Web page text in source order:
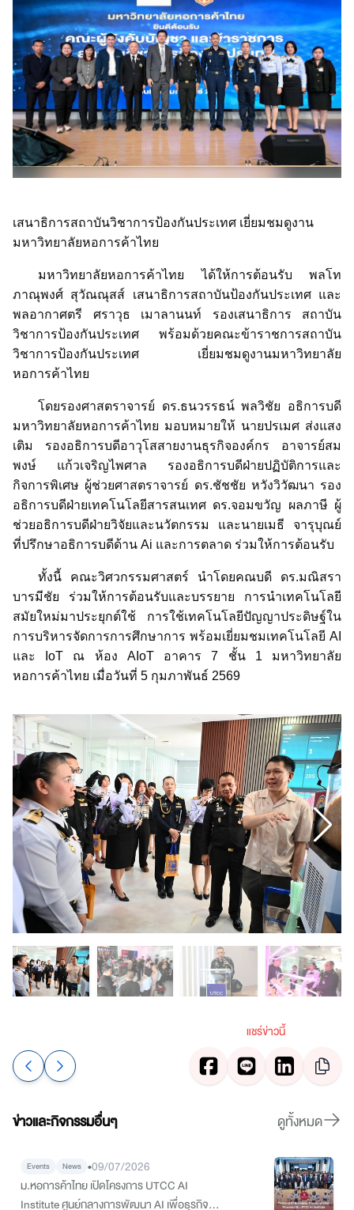
เสนาธิการสถาบันวิชาการป้องกันประเทศ เยี่ยมชมดูงาน
มหาวิทยาลัยหอการค้าไทย
มหาวิทยาลัยหอการค้าไทย ได้ให้การต้อนรับ พลโท
ภาณุพงศ์ สุวัณณุสส์ เสนาธิการสถาบันป้องกันประเทศ และ
พลอากาศตรี ศราวุธ เมาลานนท์ รองเสนาธิการ สถาบัน
วิชาการป้องกันประเทศ พร้อมด้วยคณะข้าราชการสถาบัน
วิชาการป้องกันประเทศ เยี่ยมชมดูงานมหาวิทยาลัย
หอการค้าไทย
โดยรองศาสตราจารย์ ดร.ธนวรรธน์ พลวิชัย อธิการบดี
มหาวิทยาลัยหอการค้าไทย มอบหมายให้ นายปรเมศ ส่งแสง
เติม รองอธิการบดีอาวุโสสายงานธุรกิจองค์กร อาจารย์สม
พงษ์ แก้วเจริญไพศาล รองอธิการบดีฝ่ายปฏิบัติการและ
กิจการพิเศษ ผู้ช่วยศาสตราจารย์ ดร.ชัชชัย หวังวิวัฒนา รอง
อธิการบดีฝ่ายเทคโนโลยีสารสนเทศ ดร.จอมขวัญ ผลภาษี ผู้
ช่วยอธิการบดีฝ่ายวิจัยและนวัตกรรม และนายเมธี จารุบุณย์
ที่ปรึกษาอธิการบดีด้าน Ai และการตลาด ร่วมให้การต้อนรับ
ทั้งนี้ คณะวิศวกรรมศาสตร์ นำโดยคณบดี ดร.มณิสรา
บารมีชัย ร่วมให้การต้อนรับและบรรยาย การนำเทคโนโลยี
สมัยใหม่มาประยุกต์ใช้ การใช้เทคโนโลยีปัญญาประดิษฐ์ใน
การบริหารจัดการการศึกษาการ พร้อมเยี่ยมชมเทคโนโลยี AI
และ IoT ณ ห้อง AIoT อาคาร 7 ชั้น 1 มหาวิทยาลัย
หอการค้าไทย เมื่อวันที่ 5 กุมภาพันธ์ 2569
แชร์ข่าวนี้
ข่าวและกิจกรรมอื่นๆ ดูทั้งหมด
Events News •09/07/2026
ม.หอการค้าไทย เปิดโครงการ UTCC AI
Institute ศูนย์กลางการพัฒนา AI เพื่อธุรกิจ